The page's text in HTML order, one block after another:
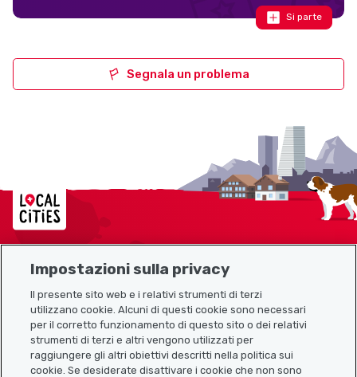
Si parte
Segnala un problema
Localcities
Link utili
Impostazioni sulla privacy
Il presente sito web e i relativi strumenti di terzi
utilizzano cookie. Alcuni di questi cookie sono necessari
per il corretto funzionamento di questo sito o dei relativi
strumenti di terzi e altri vengono utilizzati per
raggiungere gli altri obiettivi descritti nella politica sui
cookie. Se desiderate disattivare i cookie che non sono